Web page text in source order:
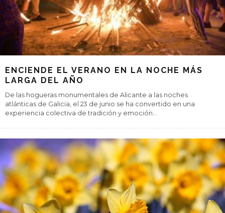
ENCIENDE EL VERANO EN LA NOCHE MÁS
LARGA DEL AÑO
De las hogueras monumentales de Alicante a las noches
atlánticas de Galicia, el 23 de junio se ha convertido en una
experiencia colectiva de tradición y emoción...